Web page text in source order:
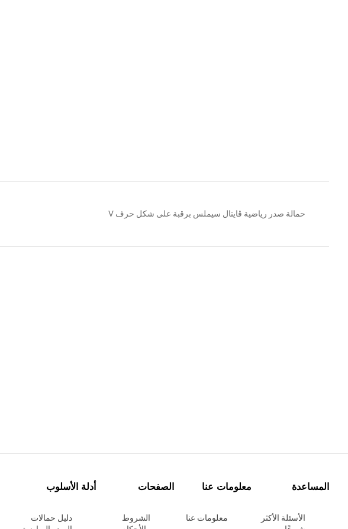
حمالة صدر رياضية ڤايتال سيملس برقبة على شكل حرف V
المساعدة
الأسئلة الأكثر
معلومات عنا
معلومات عنا
الصفحات
الشروط
أدلة الأسلوب
دليل حمالات